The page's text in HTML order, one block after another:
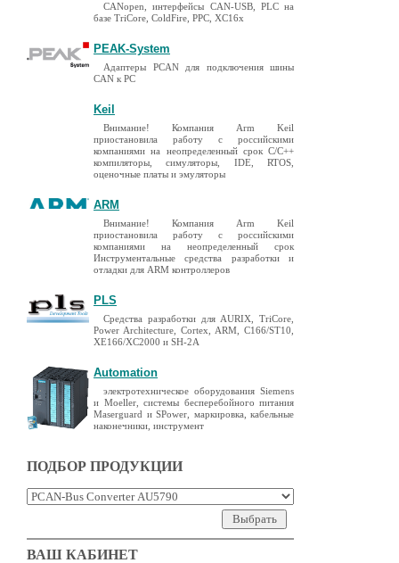
CANopen, интерфейсы CAN-USB, PLC на
базе TriCore, ColdFire, PPC, XC16x
PEAK-System
Адаптеры PCAN для подключения шины
CAN к PC
Keil
Внимание! Компания Arm Keil
приостановила работу с российскими
компаниями на неопределенный срок C/C++
компиляторы, симуляторы, IDE, RTOS,
оценочные платы и эмуляторы
ARM
Внимание! Компания Arm Keil
приостановила работу с российскими
компаниями на неопределенный срок
Инструментальные средства разработки и
отладки для ARM контроллеров
PLS
Средства разработки для AURIX, TriCore,
Power Architecture, Cortex, ARM, C166/ST10,
XE166/XC2000 и SH-2A
Automation
электротехническое оборудования Siemens
и Moeller, системы бесперебойного питания
Maserguard и SPower, маркировка, кабельные
наконечники, инструмент
ПОДБОР ПРОДУКЦИИ
ВАШ КАБИНЕТ